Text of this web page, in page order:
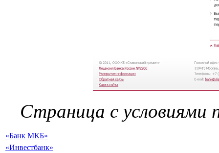
Страница с условиями
«Банк МКБ»
«Инвестбанк»